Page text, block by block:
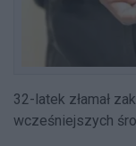
32-latek złamał
wcześniejszych